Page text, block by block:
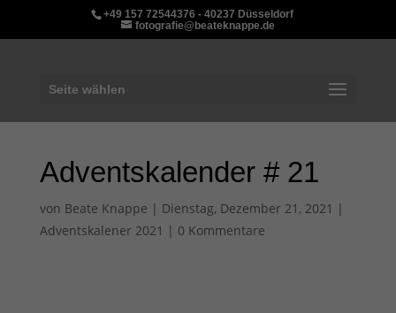
+49 157 72544376 - 40237 Düsseldorf
fotografie@beateknappe.de
Seite wählen
Adventskalender # 21
von Beate Knappe | Dienstag, Dezember 21, 2021 |
Adventskalener 2021 | 0 Kommentare